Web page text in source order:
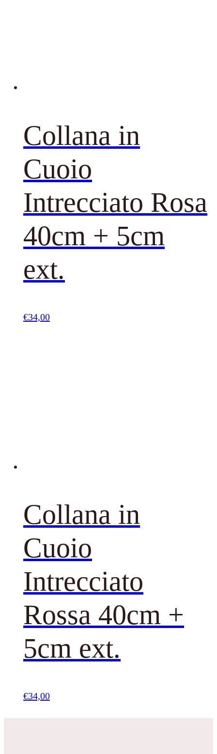
Collana in
Cuoio
Intrecciato Rosa
40cm + 5cm
ext.
€34,00
Collana in
Cuoio
Intrecciato
Rossa 40cm +
5cm ext.
€34,00